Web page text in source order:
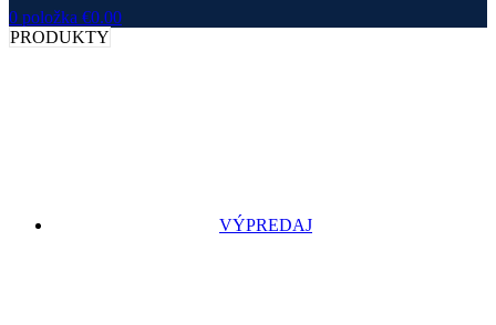
0 položka €0.00
PRODUKTY
VÝPREDAJ